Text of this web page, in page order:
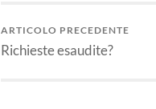
ARTICOLO PRECEDENTE
Richieste esaudite?